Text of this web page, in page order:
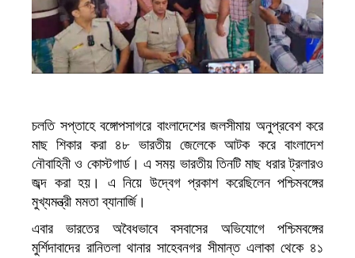
চলতি সপ্তাহে বঙ্গোপসাগরে বাংলাদেশের জলসীমায় অনুপ্রবেশ করে
মাছ শিকার করা ৪৮ ভারতীয় জেলেকে আটক করে বাংলাদেশ
নৌবাহিনী ও কোস্টগার্ড। এ সময় ভারতীয় তিনটি মাছ ধরার ট্রলারও
জব্দ করা হয়। এ নিয়ে উদ্বেগ প্রকাশ করেছিলেন পশ্চিমবঙ্গের
মুখ্যমন্ত্রী মমতা ব্যানার্জি।
এবার ভারতের অবৈধভাবে বসবাসের অভিযোগে পশ্চিমবঙ্গের
মুর্শিদাবাদের রানিতলা থানার সাহেবনগর সীমান্ত এলাকা থেকে ৪১